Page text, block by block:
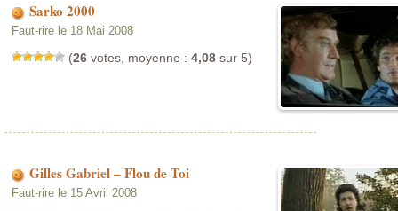
Sarko 2000
Faut-rire le 18 Mai 2008
(26 votes, moyenne :4,08 sur 5)
Gilles Gabriel – Flou de Toi
Faut-rire le 15 Avril 2008